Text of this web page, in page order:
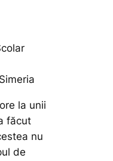
la unii
făcut
nu
de